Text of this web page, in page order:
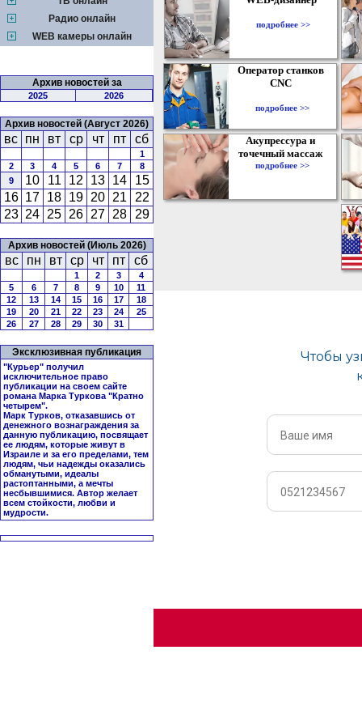
Радио онлайн
WEB камеры онлайн
Архив новостей за
2025 2026
Архив новостей (Август 2026)
вс пн вт ср чт пт сб
1
2
3 4 5 6 7
8
9
10 11 12 13 14
15
16 17 18 19 20 21
22
23 24 25 26 27 28 29
Архив новостей (Июль 2026)
вс пн вт ср чт пт сб
1 2 3
4
5
6 7 8 9 10
11
12
13 14 15 16 17
18
19
20 21 22 23 24
25
26
27 28 29 30 31
Эксклюзивная публикация
"Курьер" получил
исключительное право
публикации на своем сайте
романа Марка Туркова "Кратно
четырем".
Марк Турков, отказавшись от
денежного вознаграждения за
данную публикацию, посвящает
ее людям, которые живут в
Израиле и за его пределами, тем
людям, чьи надежды оказались
обманутыми, идеалы
растоптанными, а мечты
несбывшимися. Автор желает
всем стойкости, любви и
мудрости.
подробнее >>
Оператор станков
CNC
подробнее >>
Акупрессура и
точечный массаж
подробнее >>